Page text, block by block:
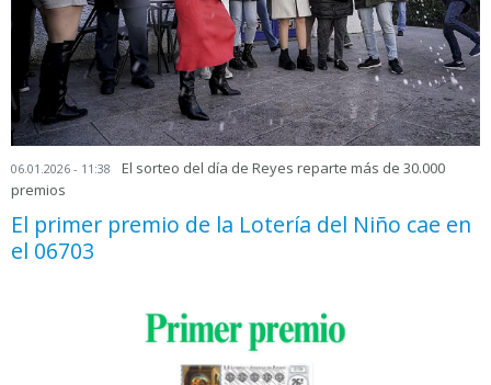
06.01.2026 - 11:38
El sorteo del día de Reyes reparte más de 30.000
premios
El primer premio de la Lotería del Niño cae en
el 06703